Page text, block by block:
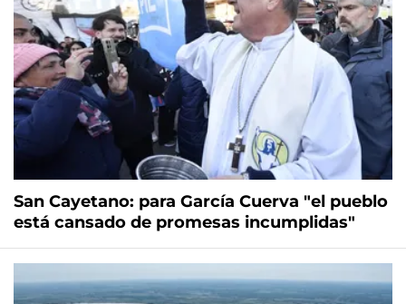
San Cayetano: para García Cuerva "el pueblo
está cansado de promesas incumplidas"